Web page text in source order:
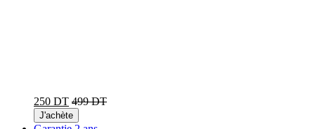
250 DT 499 DT
J'achète